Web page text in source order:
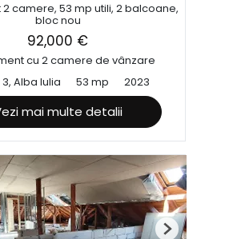
camere, 53 mp utili, 2 balcoane,
bloc nou
92,000 €
cu 2 camere de vânzare
Alba Iulia
53 mp 2023
mai multe detalii
Next